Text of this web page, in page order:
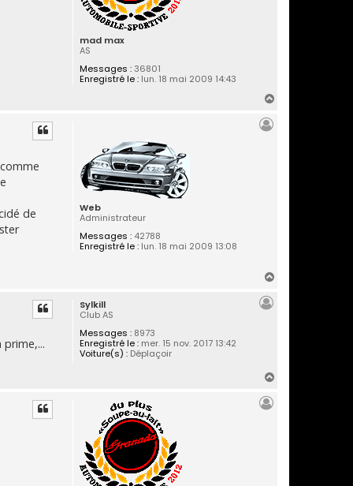
mad max
AS
Messages :36801
Enregistré le :lun. 18 mai 2009 14:43
Web
Administrateur
Messages :42788
Enregistré le :lun. 18 mai 2009 13:08
de
Sylkill
Club AS
Messages :8973
Enregistré le :mer. 15 nov. 2017 13:42
Voiture(s) :Déplaçoir